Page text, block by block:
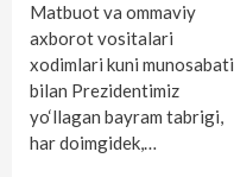
Matbuot va ommaviy
axborot vositalari
xodimlari kuni munosabati
bilan Prezidentimiz
yo‘llagan bayram tabrigi,
har doimgidek,…